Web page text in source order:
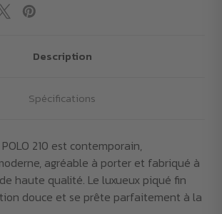
Description
Spécifications
210 est contemporain,
agréable à porter et fabriqué à
haute qualité. Le luxueux piqué fin
douce et se prête parfaitement à la